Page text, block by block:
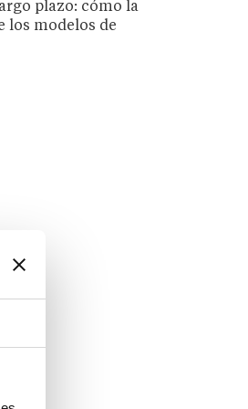
plazo: cómo la
los modelos de